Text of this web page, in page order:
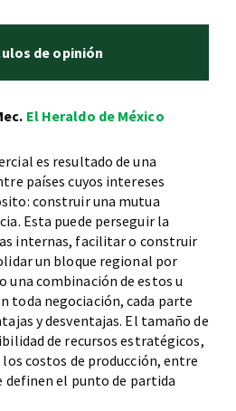
de opinión
El Heraldo de México
es resultado de una
países cuyos intereses
construir una mutua
Esta puede perseguir la
internas, facilitar o construir
un bloque regional por
combinación de estos u
toda negociación, cada parte
y desventajas. El tamaño de
de recursos estratégicos,
costos de producción, entre
el punto de partida